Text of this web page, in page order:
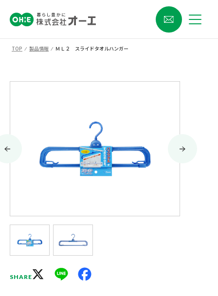
TOP ⁄ 製品情報 ⁄ ＭＬ２ スライドタオルハンガー
SHARE Line